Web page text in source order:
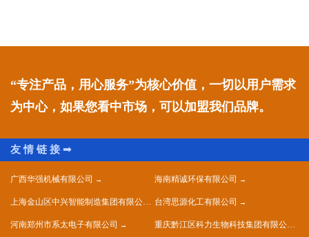
“专注产品，用心服务”为核心价值，一切以用户需求
为中心，如果您看中市场，可以加盟我们品牌。
广西华强机械有限公司 海南精诚环保有限公司
上海金山区中兴智能制造集团有限公司 台湾思源化工有限公司
河南郑州市系太电子有限公司 重庆黔江区科力生物科技集团有限公司